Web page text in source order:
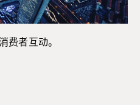
费者互动。